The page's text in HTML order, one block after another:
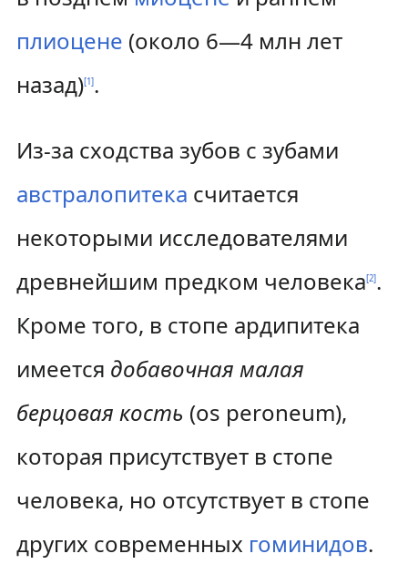
плиоцене (около 6—4 млн лет
назад)[1].
Из-за сходства зубов с зубами
австралопитека считается
некоторыми исследователями
древнейшим предком человека[2].
Кроме того, в стопе ардипитека
имеется добавочная малая
берцовая кость (os peroneum),
которая присутствует в стопе
человека, но отсутствует в стопе
других современных гоминидов.